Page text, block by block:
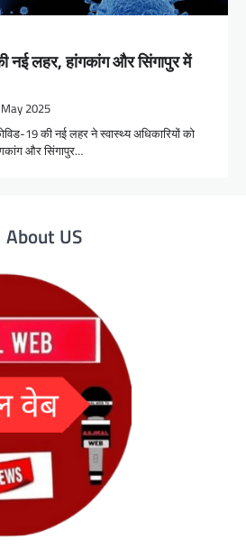
नई लहर, हांगकांग और सिंगापुर में
2025
19 की नई लहर ने स्वास्थ्य अधिकारियों को
और सिंगापुर…
About US